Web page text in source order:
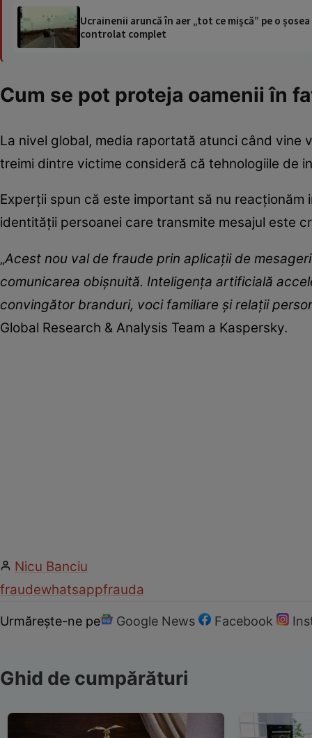
Ucrainenii aruncă în aer „tot ce mișcă” pe o
controlat complet
Cum se pot proteja oamenii în
La nivel global, media raportată atunci când vine
treimi dintre victime consideră că tehnologiile de
Experții spun că este important să nu
identității persoanei care transmite mesajul este
„Acest nou val de fraude prin aplicații de
comunicarea obișnuită. Inteligența artificială
convingător branduri, voci familiare și relații
Global Research & Analysis Team a Kaspersky.
Nicu Banciu
fraudewhatsappfrauda
Urmărește-ne pe Google News Facebook
Ghid de cumpărături